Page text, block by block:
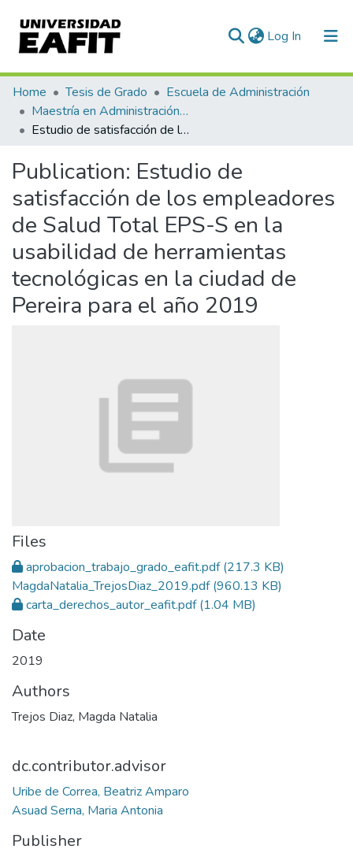
Log In (current)
Communities & Collections
All of DSpace
Home Tesis de Grado
Escuela de Administración
Maestría en Administración - MBA (tesis)
Estudio de satisfacción de los empleadores de Salud Total EPS-S en la usabilidad de herramientas tecnológicas en la ciudad de Pereira para el año 2019
Publication: Estudio de
satisfacción de los empleadores
de Salud Total EPS-S en la
usabilidad de herramientas
tecnológicas en la ciudad de
Pereira para el año 2019
Files
aprobacion_trabajo_grado_eafit.pdf(217.3 KB)
MagdaNatalia_TrejosDiaz_2019.pdf(960.13 KB)
carta_derechos_autor_eafit.pdf(1.04 MB)
Date
2019
Authors
Trejos Diaz, Magda Natalia
dc.contributor.advisor
Uribe de Correa, Beatriz Amparo
Asuad Serna, Maria Antonia
Publisher